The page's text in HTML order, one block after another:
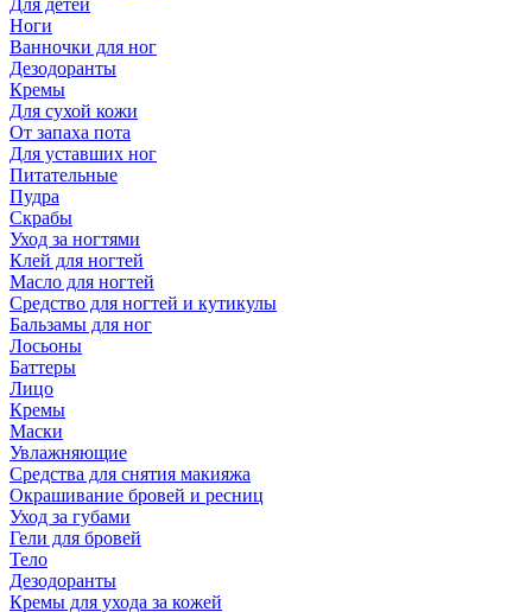
Для детей
Ноги
Ванночки для ног
Дезодоранты
Кремы
Для сухой кожи
От запаха пота
Для уставших ног
Питательные
Пудра
Скрабы
Уход за ногтями
Клей для ногтей
Масло для ногтей
Средство для ногтей и кутикулы
Бальзамы для ног
Лосьоны
Баттеры
Лицо
Кремы
Маски
Увлажняющие
Средства для снятия макияжа
Окрашивание бровей и ресниц
Уход за губами
Гели для бровей
Тело
Дезодоранты
Кремы для ухода за кожей